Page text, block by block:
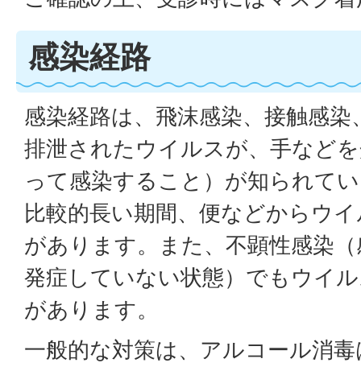
感染経路
感染経路は、飛沫感染、接触感
排泄されたウイルスが、手など
って感染すること）が知られて
比較的長い期間、便などからウ
があります。また、不顕性感染
発症していない状態）でもウイ
があります。
一般的な対策は、アルコール消